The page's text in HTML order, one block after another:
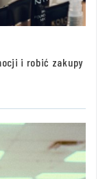
i robić zakupy